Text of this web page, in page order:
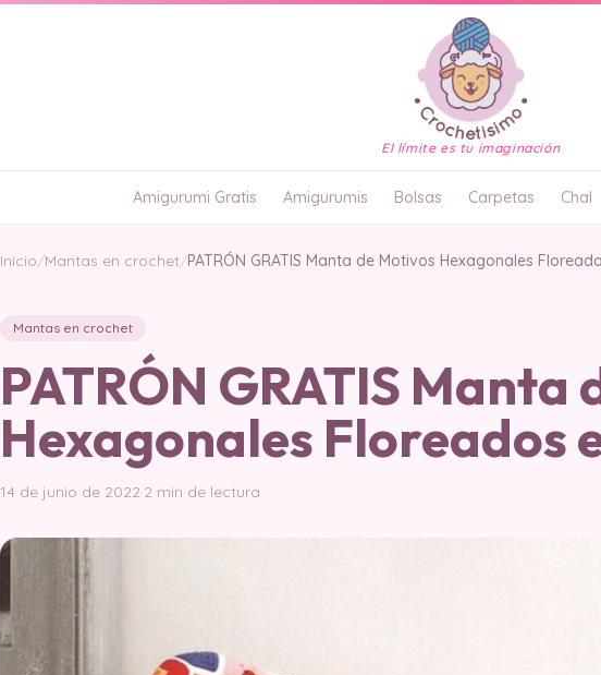
El límite es tu imaginación
Amigurumi Gratis Amigurumis Bolsas Carpetas Chal
Inicio/Mantas en crochet/PATRÓN GRATIS Manta de Motivos Hexagonales
Mantas en crochet
PATRÓN GRATIS Manta
Hexagonales Floreados
14 de junio de 2022·2 min de lectura